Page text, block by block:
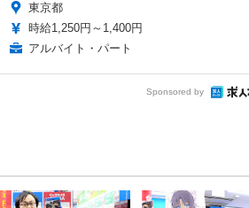
東京都
時給1,250円～1,400円
アルバイト・パート
Sponsored by